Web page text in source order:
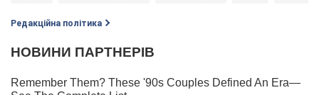
Редакційна політика